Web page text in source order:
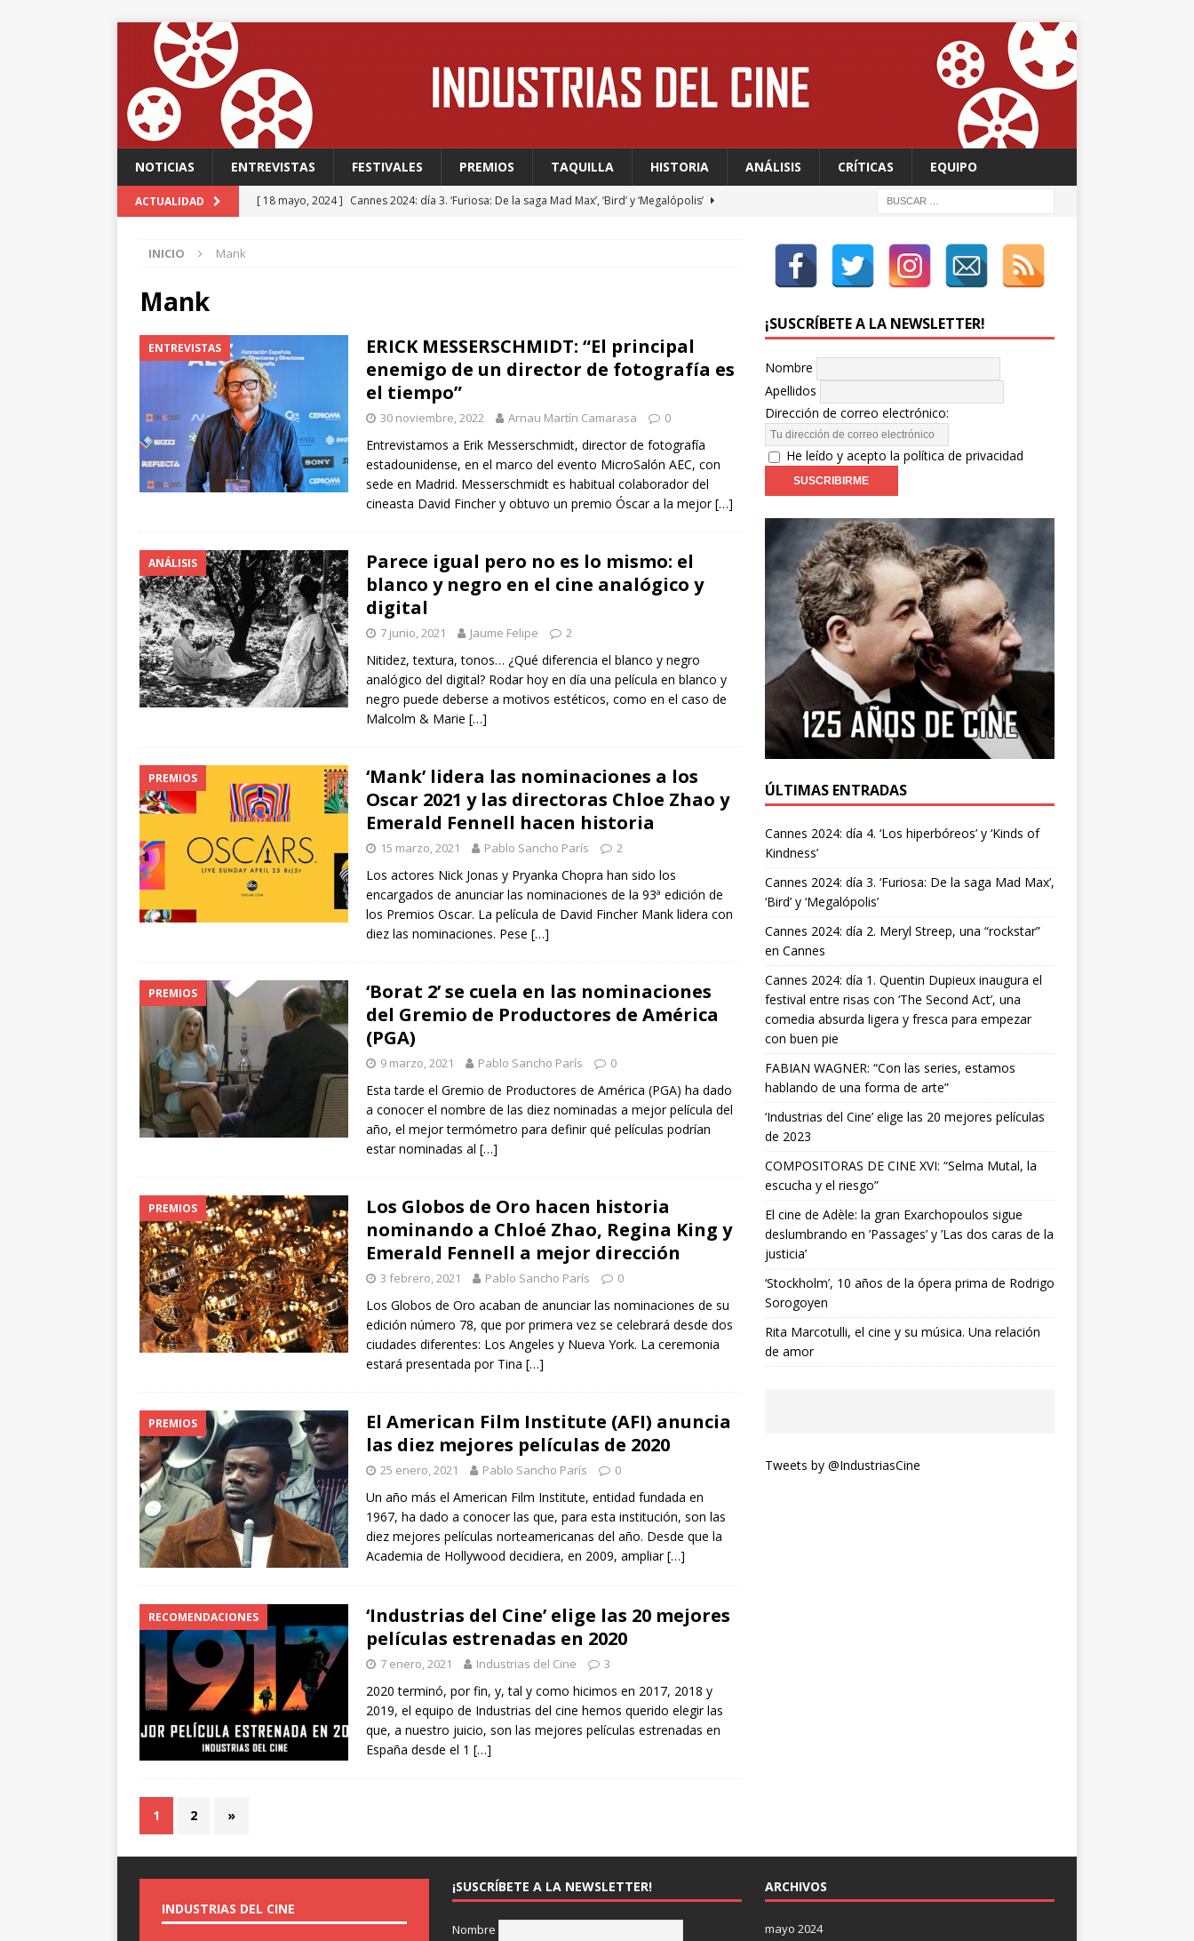
NOTICIAS ENTREVISTAS FESTIVALES PREMIOS TAQUILLA HISTORIA ANÁLISIS CRÍTICAS EQUIPO
ACTUALIDAD [ 18 mayo, 2024 ] Cannes 2024: día 3. ‘Furiosa: De la saga Mad Max’, ‘Bird’ y ‘Megalópolis’
FESTIVALES
[ 12 febrero, 2024 ]
FABIAN WAGNER: “Con las series, estamos hablando de una forma de
arte”
ENTREVISTAS
[ 18 mayo, 2024 ]
Cannes 2024: día 4. ‘Los hiperbóreos’ y ‘Kinds of Kindness’ FESTIVALES
INICIO Mank
Mank
ENTREVISTAS
ERICK MESSERSCHMIDT: “El principal
enemigo de un director de fotografía es
el tiempo”
30 noviembre, 2022 Arnau Martín Camarasa 0
Entrevistamos a Erik Messerschmidt, director de fotografía
estadounidense, en el marco del evento MicroSalón AEC, con
sede en Madrid. Messerschmidt es habitual colaborador del
cineasta David Fincher y obtuvo un premio Óscar a la mejor[…]
ANÁLISIS
Parece igual pero no es lo mismo: el
blanco y negro en el cine analógico y
digital
7 junio, 2021 Jaume Felipe 2
Nitidez, textura, tonos… ¿Qué diferencia el blanco y negro
analógico del digital? Rodar hoy en día una película en blanco y
negro puede deberse a motivos estéticos, como en el caso de
Malcolm & Marie […]
PREMIOS
‘Mank’ lidera las nominaciones a los
Oscar 2021 y las directoras Chloe Zhao y
Emerald Fennell hacen historia
15 marzo, 2021 Pablo Sancho París 2
Los actores Nick Jonas y Pryanka Chopra han sido los
encargados de anunciar las nominaciones de la 93ª edición de
los Premios Oscar. La película de David Fincher Mank lidera con
diez las nominaciones. Pese […]
PREMIOS
‘Borat 2’ se cuela en las nominaciones
del Gremio de Productores de América
(PGA)
9 marzo, 2021 Pablo Sancho París 0
Esta tarde el Gremio de Productores de América (PGA) ha dado
a conocer el nombre de las diez nominadas a mejor película del
año, el mejor termómetro para definir qué películas podrían
estar nominadas al […]
PREMIOS
Los Globos de Oro hacen historia
nominando a Chloé Zhao, Regina King y
Emerald Fennell a mejor dirección
3 febrero, 2021 Pablo Sancho París 0
Los Globos de Oro acaban de anunciar las nominaciones de su
edición número 78, que por primera vez se celebrará desde dos
ciudades diferentes: Los Angeles y Nueva York. La ceremonia
estará presentada por Tina […]
PREMIOS
El American Film Institute (AFI) anuncia
las diez mejores películas de 2020
25 enero, 2021 Pablo Sancho París 0
Un año más el American Film Institute, entidad fundada en
1967, ha dado a conocer las que, para esta institución, son las
diez mejores películas norteamericanas del año. Desde que la
Academia de Hollywood decidiera, en 2009, ampliar[…]
RECOMENDACIONES
‘Industrias del Cine’ elige las 20 mejores
películas estrenadas en 2020
7 enero, 2021 Industrias del Cine 3
2020 terminó, por fin, y, tal y como hicimos en 2017, 2018 y
2019, el equipo de Industrias del cine hemos querido elegir las
que, a nuestro juicio, son las mejores películas estrenadas en
España desde el 1 […]
1 2 »
¡SUSCRÍBETE A LA NEWSLETTER!
Nombre
Apellidos
Dirección de correo electrónico:
He leído y acepto la política de privacidad
ÚLTIMAS ENTRADAS
Cannes 2024: día 4. ‘Los hiperbóreos’ y ‘Kinds of
Kindness’
Cannes 2024: día 3. ‘Furiosa: De la saga Mad Max’,
‘Bird’ y ‘Megalópolis’
Cannes 2024: día 2. Meryl Streep, una “rockstar”
en Cannes
Cannes 2024: día 1. Quentin Dupieux inaugura el
festival entre risas con ‘The Second Act’, una
comedia absurda ligera y fresca para empezar
con buen pie
FABIAN WAGNER: “Con las series, estamos
hablando de una forma de arte”
‘Industrias del Cine’ elige las 20 mejores películas
de 2023
COMPOSITORAS DE CINE XVI: “Selma Mutal, la
escucha y el riesgo”
El cine de Adèle: la gran Exarchopoulos sigue
deslumbrando en ’Passages’ y ’Las dos caras de la
justicia’
‘Stockholm’, 10 años de la ópera prima de Rodrigo
Sorogoyen
Rita Marcotulli, el cine y su música. Una relación
de amor
Tweets by @IndustriasCine
INDUSTRIAS DEL CINE
¡SUSCRÍBETE A LA NEWSLETTER!
Nombre
ARCHIVOS
mayo 2024